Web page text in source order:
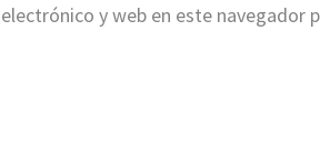
y web en este navegador